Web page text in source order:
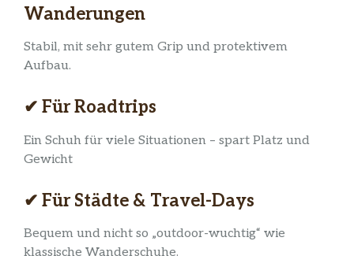
Wanderungen
Stabil, mit sehr gutem Grip und protektivem
Aufbau.
✔ Für Roadtrips
Ein Schuh für viele Situationen – spart Platz und
Gewicht
✔ Für Städte & Travel-Days
Bequem und nicht so „outdoor-wuchtig“ wie
klassische Wanderschuhe.